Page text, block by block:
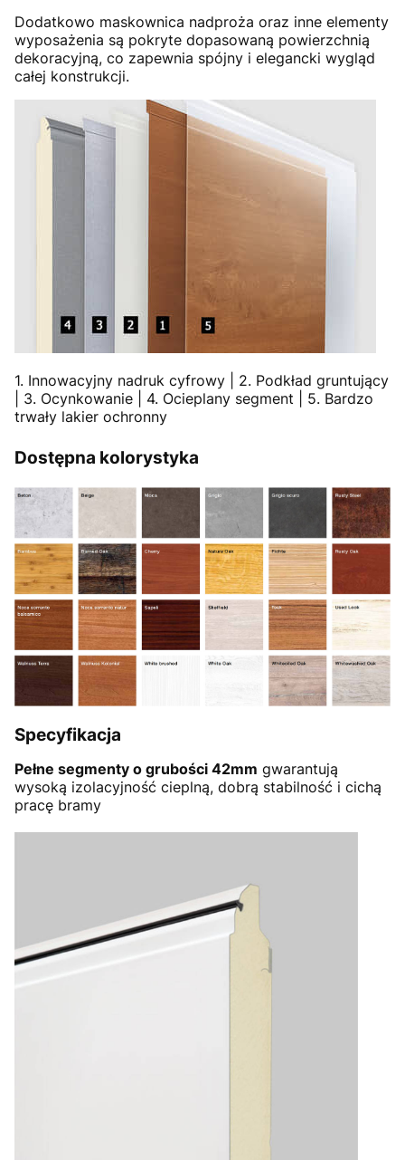
Dodatkowo maskownica nadproża oraz inne elementy
wyposażenia są pokryte dopasowaną powierzchnią
dekoracyjną, co zapewnia spójny i elegancki wygląd
całej konstrukcji.
1. Innowacyjny nadruk cyfrowy | 2. Podkład gruntujący
| 3. Ocynkowanie | 4. Ocieplany segment | 5. Bardzo
trwały lakier ochronny
Dostępna kolorystyka
Specyfikacja
Pełne segmenty o grubości 42mm gwarantują
wysoką izolacyjność cieplną, dobrą stabilność i cichą
pracę bramy